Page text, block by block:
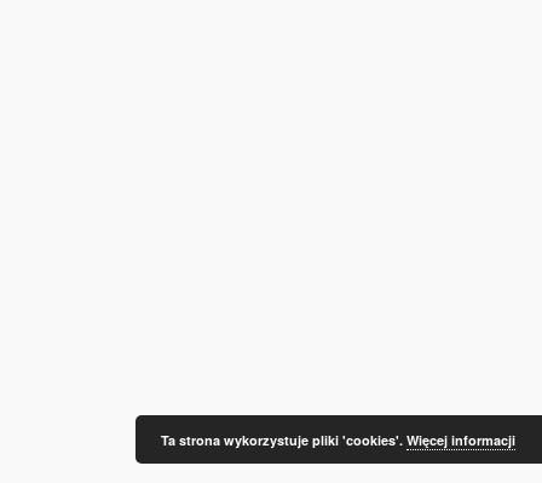
Ta strona wykorzystuje pliki 'cookies'. Więcej informacji